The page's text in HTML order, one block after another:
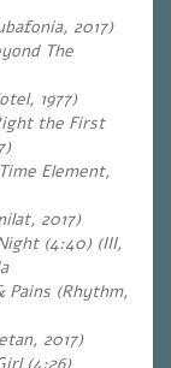
2017)
The
1977)
the First
Element,
2017)
(4:40) (III,
Pains (Rhythm,
2017)
(4:26)